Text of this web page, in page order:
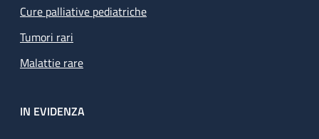
Cure palliative pediatriche
Tumori rari
Malattie rare
IN EVIDENZA